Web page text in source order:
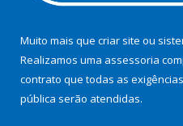
Muito mais que criar site ou
Realizamos uma assessoria
contrato que todas as
pública serão atendidas.